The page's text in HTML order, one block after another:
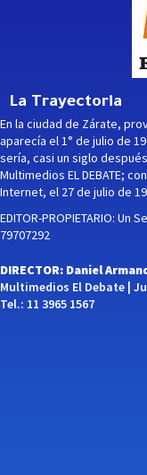
La Trayectoria
En la ciudad de Zárate,
aparecía el 1° de julio de
sería, casi un siglo
Multimedios EL DEBATE;
Internet, el 27 de julio de
EDITOR-PROPIETARIO: Un
79707292
DIRECTOR: Daniel
Multimedios El Debate |
Tel.: 11 3965 1567